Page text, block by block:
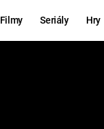
Filmy Seriály Hry